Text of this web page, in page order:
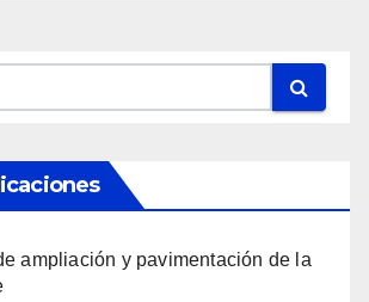
ampliación y pavimentación de la